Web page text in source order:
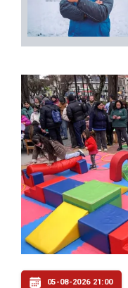
05-08-2026 21:00